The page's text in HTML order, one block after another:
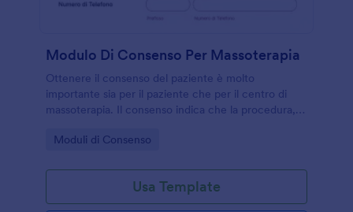
Modulo Di Consenso Per Massoterapia
Ottenere il consenso del paziente è molto
importante sia per il paziente che per il centro di
massoterapia. Il consenso indica che la procedura,
modo approfondito al paziente. Questo consenso
richiede di firmarlo prima della sessione. Questo
straordinario Modulo di Consenso per Massoterapia
contiene campi sul cliente, dettagli di contatto di
Go to Category:
Moduli di Consenso
Usa Template